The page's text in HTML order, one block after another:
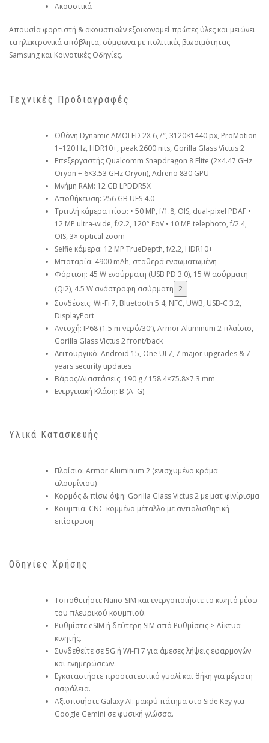
Ακουστικά
Απουσία φορτιστή & ακουστικών εξοικονομεί πρώτες ύλες και μειώνει
τα ηλεκτρονικά απόβλητα, σύμφωνα με πολιτικές βιωσιμότητας
Samsung και Κοινοτικές Οδηγίες.
Τεχνικές Προδιαγραφές
Οθόνη Dynamic AMOLED 2X 6,7″, 3120×1440 px, ProMotion
1–120 Hz, HDR10+, peak 2600 nits, Gorilla Glass Victus 2
Επεξεργαστής Qualcomm Snapdragon 8 Elite (2×4.47 GHz
Oryon + 6×3.53 GHz Oryon), Adreno 830 GPU
Μνήμη RAM: 12 GB LPDDR5X
Αποθήκευση: 256 GB UFS 4.0
Τριπλή κάμερα πίσω: • 50 MP, f/1.8, OIS, dual-pixel PDAF •
12 MP ultra-wide, f/2.2, 120° FoV • 10 MP telephoto, f/2.4,
OIS, 3× optical zoom
Selfie κάμερα: 12 MP TrueDepth, f/2.2, HDR10+
Μπαταρία: 4900 mAh, σταθερά ενσωματωμένη
Φόρτιση: 45 W ενσύρματη (USB PD 3.0), 15 W ασύρματη
(Qi2), 4.5 W ανάστροφη ασύρματη 2
Συνδέσεις: Wi-Fi 7, Bluetooth 5.4, NFC, UWB, USB-C 3.2,
DisplayPort
Αντοχή: IP68 (1.5 m νερό/30′), Armor Aluminum 2 πλαίσιο,
Gorilla Glass Victus 2 front/back
Λειτουργικό: Android 15, One UI 7, 7 major upgrades & 7
years security updates
Βάρος/Διαστάσεις: 190 g / 158.4×75.8×7.3 mm
Ενεργειακή Κλάση: B (A–G)
Υλικά Κατασκευής
Πλαίσιο: Armor Aluminum 2 (ενισχυμένο κράμα
αλουμίνιου)
Κορμός & πίσω όψη: Gorilla Glass Victus 2 με ματ φινίρισμα
Κουμπιά: CNC-κομμένο μέταλλο με αντιολισθητική
επίστρωση
Οδηγίες Χρήσης
Τοποθετήστε Nano-SIM και ενεργοποιήστε το κινητό μέσω
του πλευρικού κουμπιού.
Ρυθμίστε eSIM ή δεύτερη SIM από Ρυθμίσεις > Δίκτυα
κινητής.
Συνδεθείτε σε 5G ή Wi-Fi 7 για άμεσες λήψεις εφαρμογών
και ενημερώσεων.
Εγκαταστήστε προστατευτικό γυαλί και θήκη για μέγιστη
ασφάλεια.
Αξιοποιήστε Galaxy AI: μακρύ πάτημα στο Side Key για
Google Gemini σε φυσική γλώσσα.